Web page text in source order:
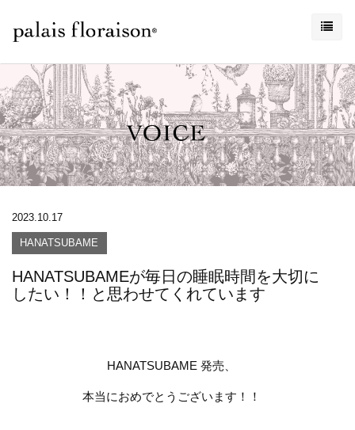
2023.10.17
HANATSUBAME
HANATSUBAMEが毎日の睡眠時間を大切に
したい！！と思わせてくれています
HANATSUBAME 発売、
本当におめでとうございます！！